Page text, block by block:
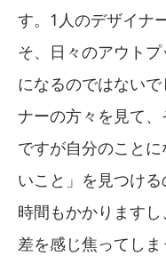
す。1人のデザイナ
そ、日々のアウト
になるのではない
ナーの方々を見て、
ですが自分のこと
いこと」を見つける
時間もかかります
差を感じ焦ってし